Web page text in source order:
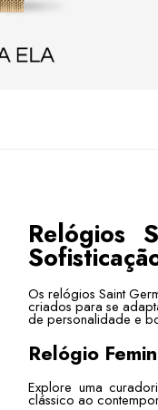
Relógios
Os relógios Saint
criados para se
de personalidade e
Relógio
Explore uma
clássico ao